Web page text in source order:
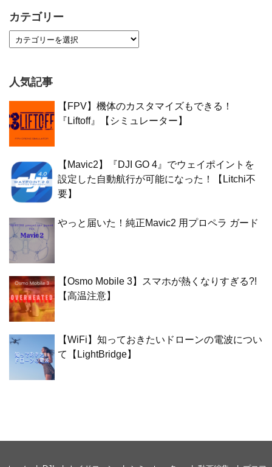
カテゴリー
人気記事
【FPV】機体のカスタマイズもできる！
『Liftoff』【シミュレーター】
【Mavic2】『DJI GO 4』でウェイポイントを
設定した自動航行が可能になった！【Litchi不
要】
やっと届いた！純正Mavic2 用プロペラ ガード
【Osmo Mobile 3】スマホが熱くなりすぎる?!
【高温注意】
【WiFi】知っておきたいドローンの電波につい
て【LightBridge】